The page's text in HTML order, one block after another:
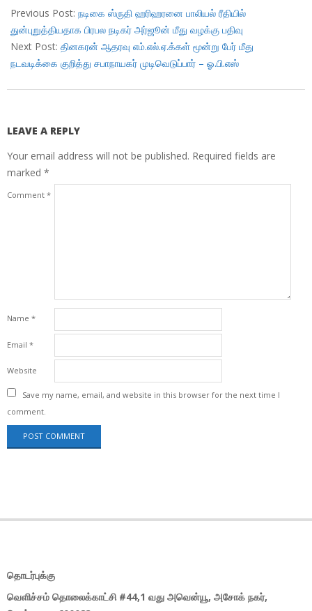
10-
27
Previous Post: நடிகை ஸ்ருதி ஹரிஹரனை பாலியல் ரீதியில்
துன்புறுத்தியதாக பிரபல நடிகர் அர்ஜூன் மீது வழக்கு பதிவு
Next Post: தினகரன் ஆதரவு எம்.எல்.ஏ.க்கள் மூன்று பேர் மீது
நடவடிக்கை குறித்து சபாநாயகர் முடிவெடுப்பார் – ஓ.பி.எஸ்
LEAVE A REPLY
Your email address will not be published. Required fields are
marked *
Comment *
Name *
Email *
Website
Save my name, email, and website in this browser for the next time I
comment.
தொடர்புக்கு
வெளிச்சம் தொலைக்காட்சி #44,1 வது அவென்யூ, அசோக் நகர்,